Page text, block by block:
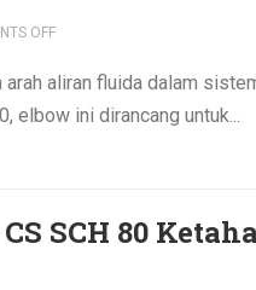
OFF
aliran fluida dalam
elbow ini dirancang untuk...
SCH 80